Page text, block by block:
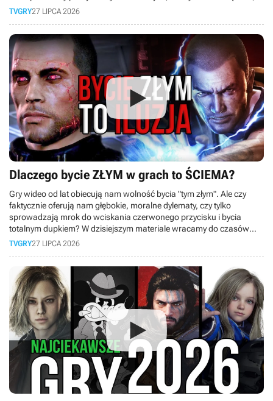
obecnych między innymi w walce, to faktycznie najlepsza odsłona
TVGRY27 LIPCA 2026
Dlaczego bycie ZŁYM w grach to ŚCIEMA?
Gry wideo od lat obiecują nam wolność bycia "tym złym". Ale czy
faktycznie oferują nam głębokie, moralne dylematy, czy tylko
sprowadzają mrok do wciskania czerwonego przycisku i bycia
totalnym dupkiem? W dzisiejszym materiale wracamy do czasów
PS3 i bierzemy pod lupę słynny system karmy z kultowej serii
TVGRY27 LIPCA 2026